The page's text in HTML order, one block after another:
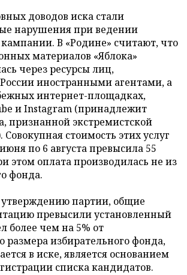
доводов иска стали
нарушения при ведении
В «Родине» считают, что
материалов «Яблока»
через ресурсы лиц,
иностранными агентами, а
интернет-площадках,
и Instagram (принадлежит
признанной экстремистской
Совокупная стоимость этих услуг
по 6 августа превысила 55
этом оплата производилась не из
фонда.
утверждению партии, общие
превысили установленный
более чем на 5% от
размера избирательного фонда,
в иске, является основанием
списка кандидатов.